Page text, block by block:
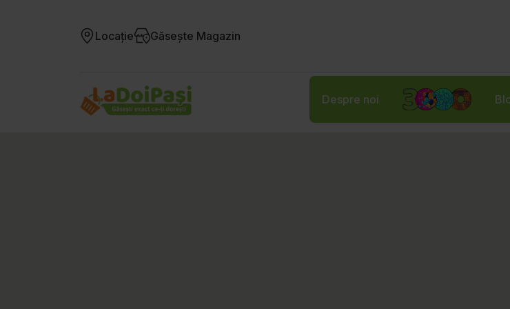
Locație Găsește Magazin
Despre noi